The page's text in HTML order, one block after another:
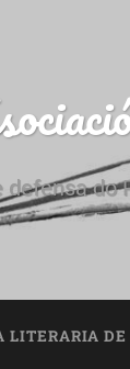
defensa
LITERARIA